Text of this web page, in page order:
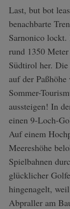
Last, but bot
benachbarte
Sarnonico
rund 1350
Südtirol her.
auf der
Sommer-
aussteigen! In
einen 9-Loch-
Auf einem
Meereshöhe
Spielbahnen
glücklicher
hingenagelt,
Abpraller am